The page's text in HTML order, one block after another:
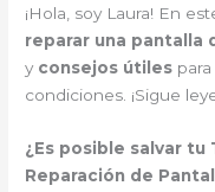
¡Hola, soy Laura! En
reparar una pantalla
y consejos útiles
condiciones. ¡Sigue
¿Es posible salvar tu
Reparación de